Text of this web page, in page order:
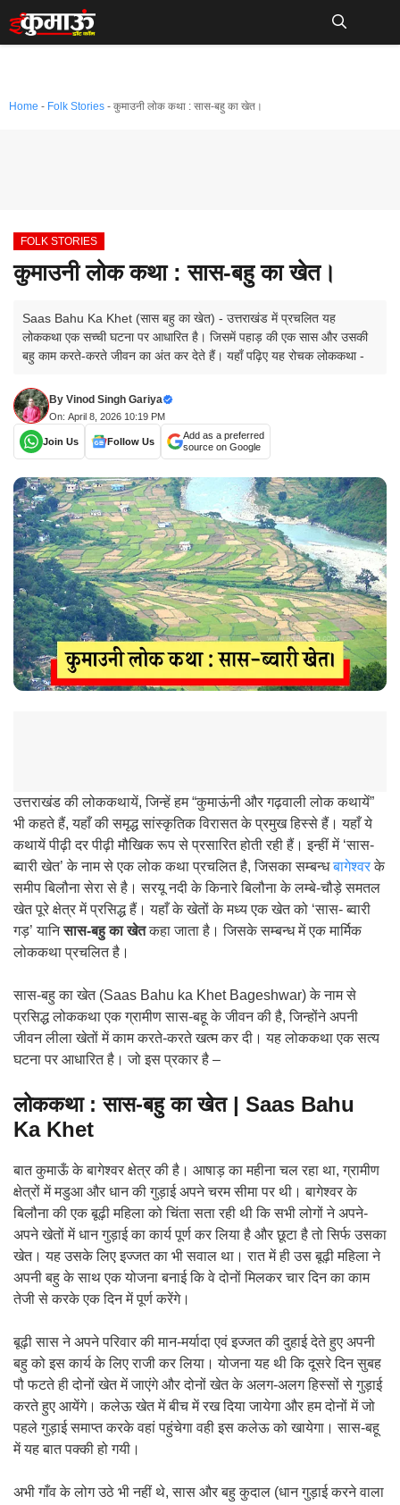
Skip
to
Home - Folk Stories - कुमाउनी लोक कथा : सास-बहु का खेत।
FOLK STORIES
कुमाउनी लोक कथा : सास-बहु का खेत।
Saas Bahu Ka Khet (सास बहु का खेत) - उत्तराखंड में प्रचलित यह
लोककथा एक सच्ची घटना पर आधारित है। जिसमें पहाड़ की एक सास और उसकी
बहु काम करते-करते जीवन का अंत कर देते हैं। यहाँ पढ़िए यह रोचक लोककथा -
By Vinod Singh Gariya
On: April 8, 2026 10:19 PM
Join Us Follow Us
Add as a preferred
source on Google
उत्तराखंड की लोककथायें, जिन्हें हम “कुमाऊंनी और गढ़वाली लोक कथायें”
भी कहते हैं, यहाँ की समृद्ध सांस्कृतिक विरासत के प्रमुख हिस्से हैं। यहाँ ये
कथायें पीढ़ी दर पीढ़ी मौखिक रूप से प्रसारित होती रही हैं। इन्हीं में ‘सास-
ब्वारी खेत’ के नाम से एक लोक कथा प्रचलित है, जिसका सम्बन्धबागेश्वरके
समीप बिलौना सेरा से है। सरयू नदी के किनारे बिलौना के लम्बे-चौड़े समतल
खेत पूरे क्षेत्र में प्रसिद्ध हैं। यहाँ के खेतों के मध्य एक खेत को ‘सास- ब्वारी
गड़’ यानिसास-बहु का खेतकहा जाता है। जिसके सम्बन्ध में एक मार्मिक
लोककथा प्रचलित है।
सास-बहु का खेत (Saas Bahu ka Khet Bageshwar) के नाम से
प्रसिद्ध लोककथा एक ग्रामीण सास-बहू के जीवन की है, जिन्होंने अपनी
जीवन लीला खेतों में काम करते-करते खत्म कर दी। यह लोककथा एक सत्य
घटना पर आधारित है। जो इस प्रकार है –
लोककथा : सास-बहु का खेत | Saas Bahu
Ka Khet
बात कुमाऊँ के बागेश्वर क्षेत्र की है। आषाड़ का महीना चल रहा था, ग्रामीण
क्षेत्रों में मडुआ और धान की गुड़ाई अपने चरम सीमा पर थी। बागेश्वर के
बिलौना की एक बूढ़ी महिला को चिंता सता रही थी कि सभी लोगों ने अपने-
अपने खेतों में धान गुड़ाई का कार्य पूर्ण कर लिया है और छूटा है तो सिर्फ उसका
खेत। यह उसके लिए इज्जत का भी सवाल था। रात में ही उस बूढ़ी महिला ने
अपनी बहु के साथ एक योजना बनाई कि वे दोनों मिलकर चार दिन का काम
तेजी से करके एक दिन में पूर्ण करेंगे।
बूढ़ी सास ने अपने परिवार की मान-मर्यादा एवं इज्जत की दुहाई देते हुए अपनी
बहु को इस कार्य के लिए राजी कर लिया। योजना यह थी कि दूसरे दिन सुबह
पौ फटते ही दोनों खेत में जाएंगे और दोनों खेत के अलग-अलग हिस्सों से गुड़ाई
करते हुए आयेंगे। कलेऊ खेत में बीच में रख दिया जायेगा और हम दोनों में जो
पहले गुड़ाई समाप्त करके वहां पहुंचेगा वही इस कलेऊ को खायेगा। सास-बहू
में यह बात पक्की हो गयी।
अभी गाँव के लोग उठे भी नहीं थे, सास और बहु कुदाल (धान गुड़ाई करने वाला